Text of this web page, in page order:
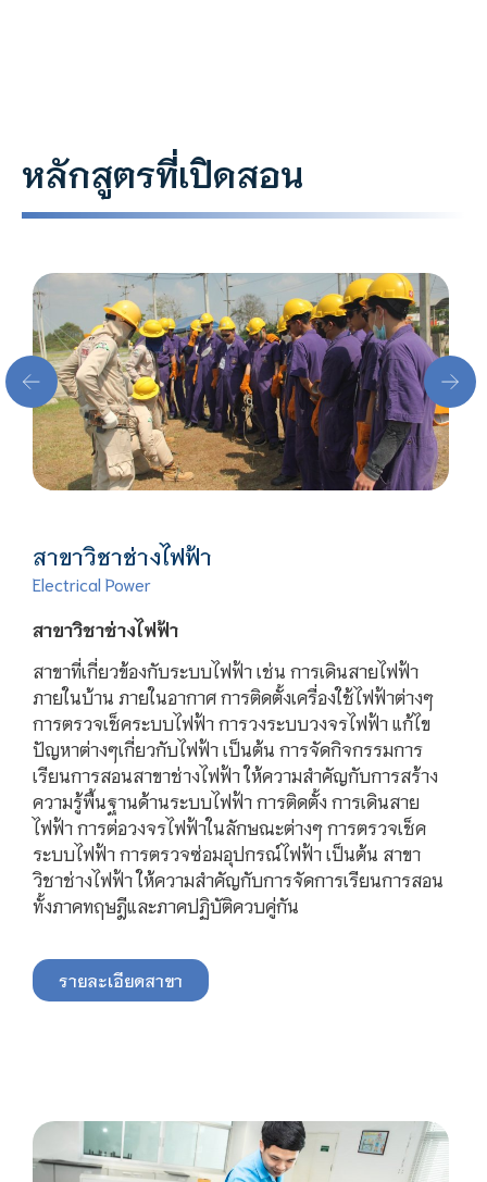
หลักสูตรที่เปิดสอน
สาขาวิชาช่างไฟฟ้า
Electrical Power
สาขาวิชาช่างไฟฟ้า
สาขาที่เกี่ยวข้องกับระบบไฟฟ้า เช่น การเดินสายไฟฟ้า
ภายในบ้าน ภายในอากาศ การติดตั้งเครื่องใช้ไฟฟ้าต่างๆ
การตรวจเช็คระบบไฟฟ้า การวงระบบวงจรไฟฟ้า แก้ไข
ปัญหาต่างๆเกี่ยวกับไฟฟ้า เป็นต้น การจัดกิจกรรมการ
เรียนการสอนสาขาช่างไฟฟ้า ให้ความสำคัญกับการสร้าง
ความรู้พื้นฐานด้านระบบไฟฟ้า การติดตั้ง การเดินสาย
ไฟฟ้า การต่อวงจรไฟฟ้าในลักษณะต่างๆ การตรวจเช็ค
ระบบไฟฟ้า การตรวจซ่อมอุปกรณ์ไฟฟ้า เป็นต้น สาขา
วิชาช่างไฟฟ้า ให้ความสำคัญกับการจัดการเรียนการสอน
ทั้งภาคทฤษฎีและภาคปฏิบัติควบคู่กัน
รายละเอียดสาขา